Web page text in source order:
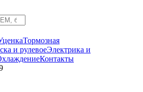
Тормозная
и рулевоеЭлектрика и
Контакты